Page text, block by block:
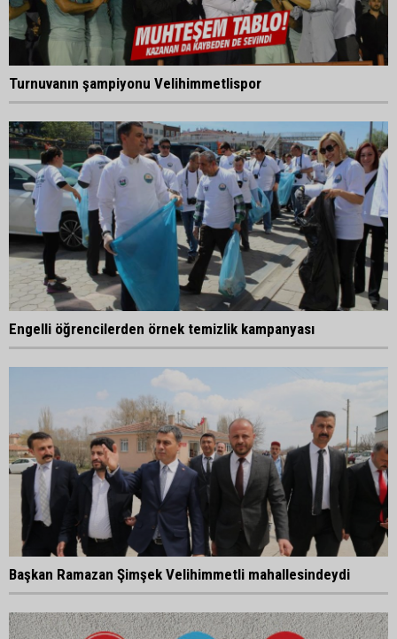
Turnuvanın şampiyonu Velihimmetlispor
Engelli öğrencilerden örnek temizlik kampanyası
Başkan Ramazan Şimşek Velihimmetli mahallesindeydi